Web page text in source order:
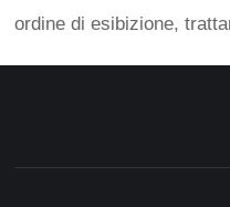
ordine di esibizione,